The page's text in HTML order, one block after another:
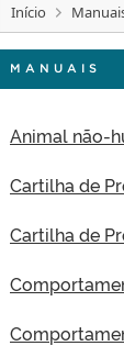
Início
MANUAIS
Animal não-
Cartilha de
Cartilha de